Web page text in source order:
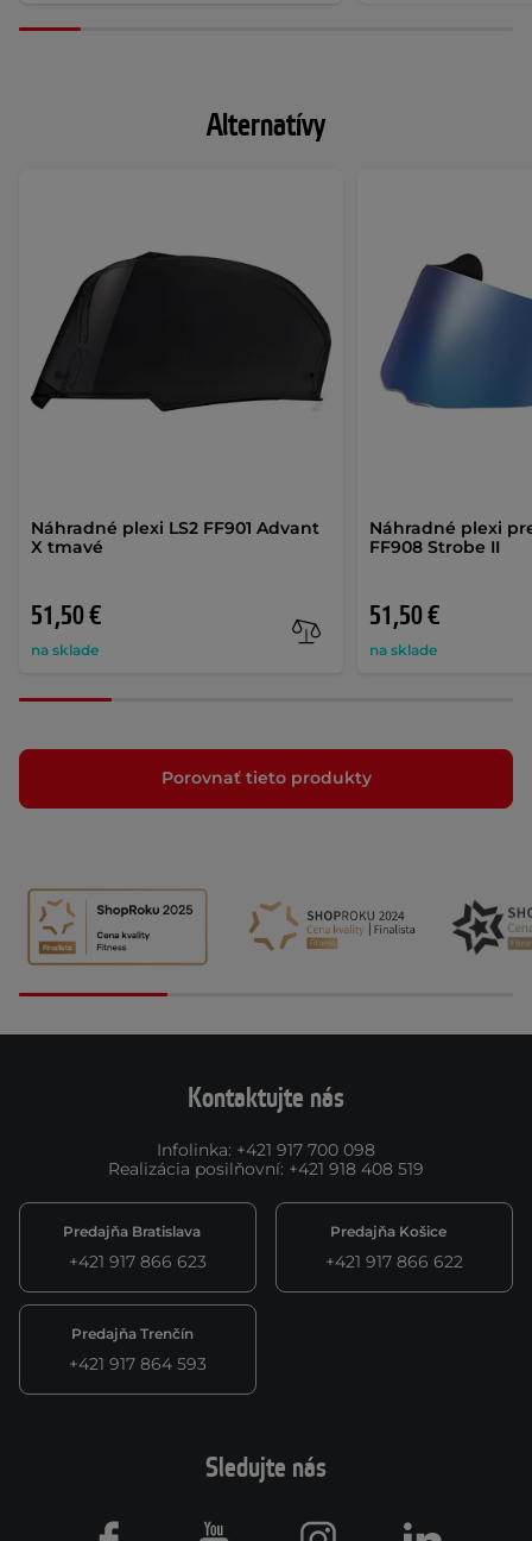
Alternatívy
Náhradné plexi LS2 FF901 Advant
X tmavé
51,50 €
na sklade
Náhradné plexi
FF908 Strobe II
51,50 €
na sklade
Porovnať tieto produkty
Kontaktujte nás
Infolinka: +421 917 700 098
Realizácia posilňovní: +421 918 408 519
Predajňa Bratislava
+421 917 866 623
Predajňa Košice
+421 917 866 622
Predajňa Trenčín
+421 917 864 593
Sledujte nás